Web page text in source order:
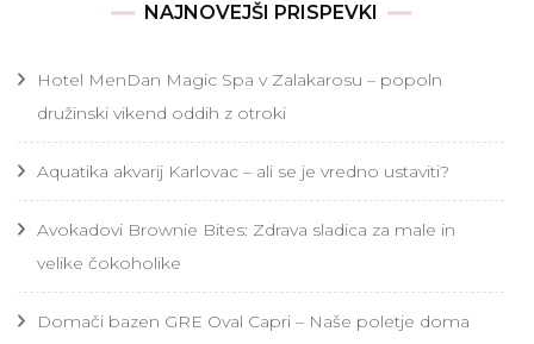
NAJNOVEJŠI PRISPEVKI
Hotel MenDan Magic Spa v Zalakarosu – popoln
družinski vikend oddih z otroki
Aquatika akvarij Karlovac – ali se je vredno ustaviti?
Avokadovi Brownie Bites: Zdrava sladica za male in
velike čokoholike
Domači bazen GRE Oval Capri – Naše poletje doma